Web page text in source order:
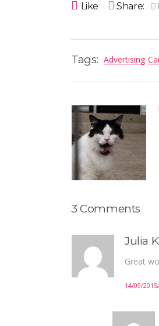
Like Share:
Tags: Advertising
3 Comments
Julia
Great
14/09/